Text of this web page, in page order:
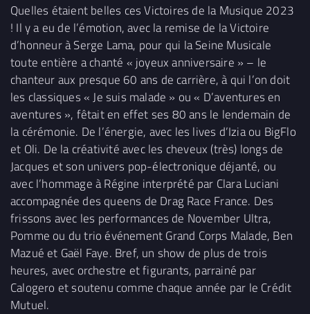
Quelles étaient belles ces Victoires de la Musique 2023
! Il y a eu de l’émotion, avec la remise de la Victoire
d’honneur à Serge Lama, pour qui la Seine Musicale
toute entière a chanté « joyeux anniversaire » – le
chanteur aux presque 60 ans de carrière, à qui l’on doit
les classiques « Je suis malade » ou « D’aventures en
aventures », fêtait en effet ses 80 ans le lendemain de
la cérémonie. De l’énergie, avec les lives d’Izia ou BigFlo
et Oli. De la créativité avec les cheveux (très) longs de
Jacques et son univers pop-électronique déjanté, ou
avec l’hommage à Régine interprété par Clara Luciani
accompagnée des queens de Drag Race France. Des
frissons avec les performances de November Ultra,
Pomme ou du trio événement Grand Corps Malade, Ben
Mazué et Gaël Faye. Bref, un show de plus de trois
heures, avec orchestre et figurants, parrainé par
Calogero et soutenu comme chaque année par le Crédit
Mutuel.